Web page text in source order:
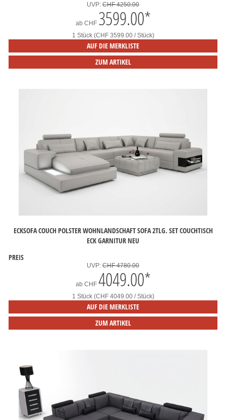
UVP: CHF 4250.00
ab CHF 3599.00*
1 Stück (CHF 3599.00 / Stück)
AUF DIE MERKLISTE
ZUM ARTIKEL
ECKSOFA COUCH POLSTER WOHNLANDSCHAFT SOFA 2TLG. SET COUCHTISCH
ECK GARNITUR NEU
PREIS
UVP: CHF 4780.00
ab CHF 4049.00*
1 Stück (CHF 4049.00 / Stück)
AUF DIE MERKLISTE
ZUM ARTIKEL